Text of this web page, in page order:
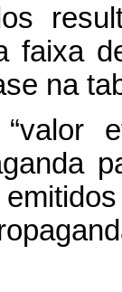
faixa
na